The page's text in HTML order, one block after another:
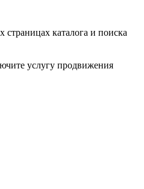
каталога и поиска
услугу продвижения